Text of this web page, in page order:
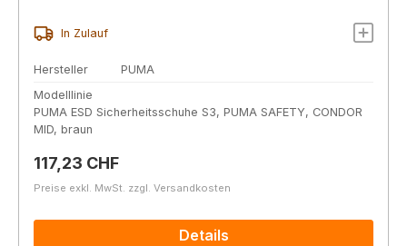
In Zulauf
Hersteller
PUMA
Modelllinie
PUMA ESD Sicherheitsschuhe S3, PUMA SAFETY, CONDOR
MID, braun
Regulärer Preis:
117,23 CHF
Preise exkl. MwSt. zzgl. Versandkosten
Details